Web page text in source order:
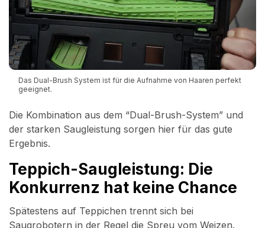
Das Dual-Brush System ist für die Aufnahme von Haaren perfekt
geeignet.
Die Kombination aus dem “Dual-Brush-System” und
der starken Saugleistung sorgen hier für das gute
Ergebnis.
Teppich-Saugleistung: Die
Konkurrenz hat keine Chance
Spätestens auf Teppichen trennt sich bei
Saugrobotern in der Regel die Spreu vom Weizen.